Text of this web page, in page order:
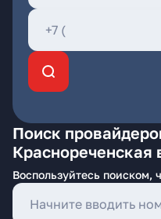
Поиск
Краснореченская
Воспользуйтесь поиском,